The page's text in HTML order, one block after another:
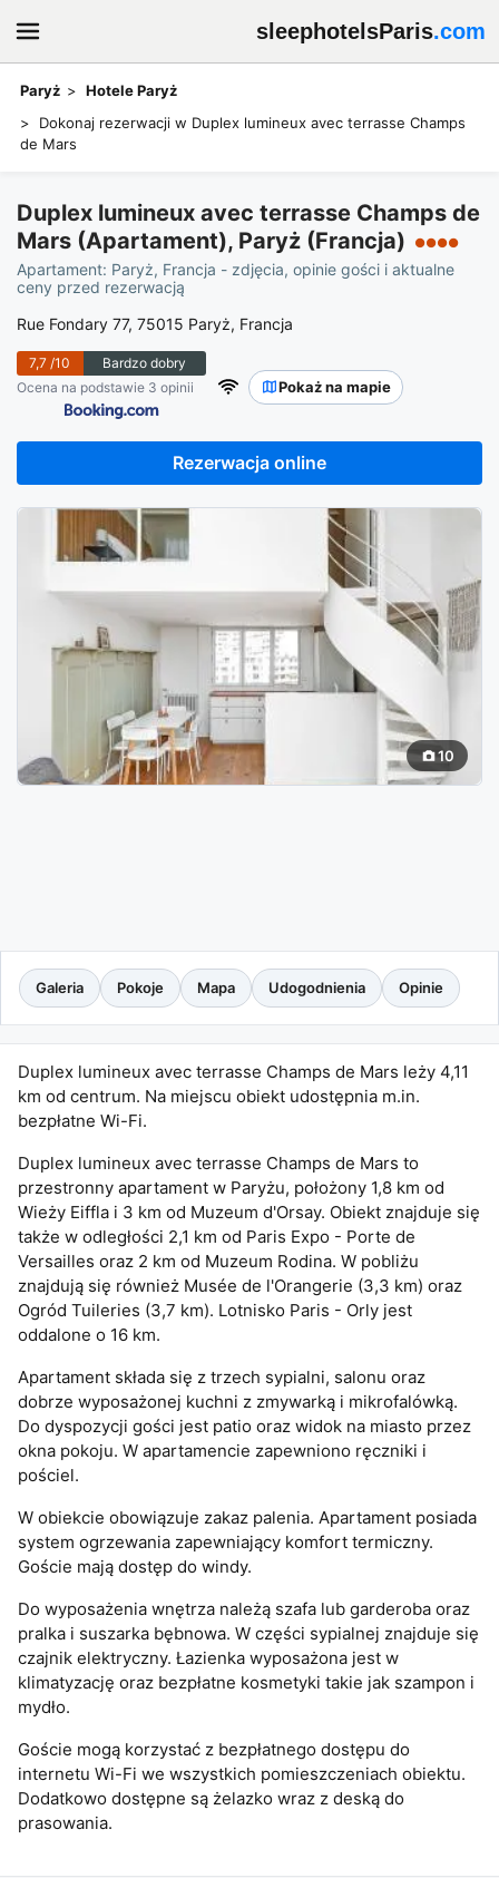
sleephotelsParis.com
Paryż
Hotele Paryż
Dokonaj rezerwacji w Duplex lumineux avec terrasse Champs
de Mars
Duplex lumineux avec terrasse Champs de
Mars (Apartament), Paryż (Francja)
●●●●
Apartament: Paryż, Francja - zdjęcia, opinie gości i aktualne
ceny przed rezerwacją
Rue Fondary 77, 75015 Paryż, Francja
7,7 /10
Bardzo dobry
Ocena na podstawie 3 opinii
Pokaż na mapie
Rezerwacja online
10
Galeria Pokoje Mapa Udogodnienia Opinie
Duplex lumineux avec terrasse Champs de Mars leży 4,11
km od centrum. Na miejscu obiekt udostępnia m.in.
bezpłatne Wi-Fi.
Duplex lumineux avec terrasse Champs de Mars to
przestronny apartament w Paryżu, położony 1,8 km od
Wieży Eiffla i 3 km od Muzeum d'Orsay. Obiekt znajduje się
także w odległości 2,1 km od Paris Expo - Porte de
Versailles oraz 2 km od Muzeum Rodina. W pobliżu
znajdują się również Musée de l'Orangerie (3,3 km) oraz
Ogród Tuileries (3,7 km). Lotnisko Paris - Orly jest
oddalone o 16 km.
Apartament składa się z trzech sypialni, salonu oraz
dobrze wyposażonej kuchni z zmywarką i mikrofalówką.
Do dyspozycji gości jest patio oraz widok na miasto przez
okna pokoju. W apartamencie zapewniono ręczniki i
pościel.
W obiekcie obowiązuje zakaz palenia. Apartament posiada
system ogrzewania zapewniający komfort termiczny.
Goście mają dostęp do windy.
Do wyposażenia wnętrza należą szafa lub garderoba oraz
pralka i suszarka bębnowa. W części sypialnej znajduje się
czajnik elektryczny. Łazienka wyposażona jest w
klimatyzację oraz bezpłatne kosmetyki takie jak szampon i
mydło.
Goście mogą korzystać z bezpłatnego dostępu do
internetu Wi-Fi we wszystkich pomieszczeniach obiektu.
Dodatkowo dostępne są żelazko wraz z deską do
prasowania.